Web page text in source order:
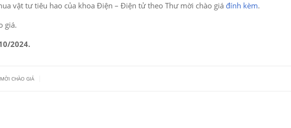
vật tư tiêu hao của khoa Điện – Điện tử theo Thư mời chào giá đính kèm.
giá.
2024.
CHÀO GIÁ